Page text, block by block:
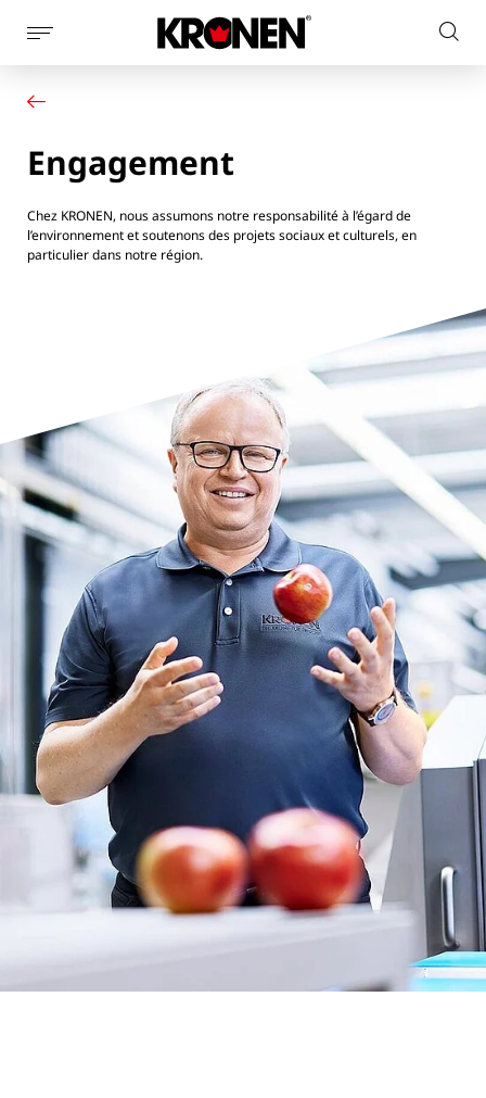
Afficher
la
navigation
latérale
Nos solutions
Actualités
L’entreprise
Contact
Engagement
Chez KRONEN, nous assumons notre responsabilité à l’égard de
l’environnement et soutenons des projets sociaux et culturels, en
particulier dans notre région.